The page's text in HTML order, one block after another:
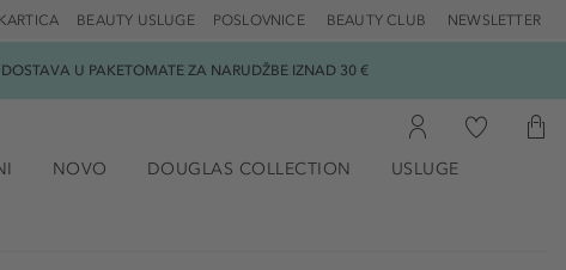
POSLOVNICE BEAUTY CLUB NEWSLETTER
BEAUTY USLUGE
U PAKETOMATE ZA NARUDŽBE IZNAD 30 €
NOVO DOUGLAS COLLECTION USLUGE